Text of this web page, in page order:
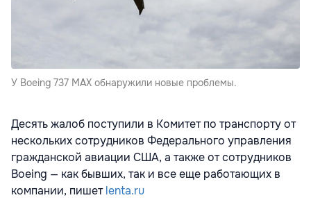
У Boeing 737 MAX обнаружили новые проблемы.
Десять жалоб поступили в Комитет по транспорту от
нескольких сотрудников Федерального управления
гражданской авиации США, а также от сотрудников
Boeing — как бывших, так и все еще работающих в
компании, пишетlenta.ru